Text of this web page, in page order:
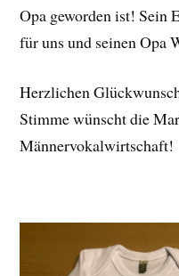
Opa geworden ist! Sein
für uns und seinen Opa
Herzlichen
Stimme wünscht die
Männervokalwirtschaft!